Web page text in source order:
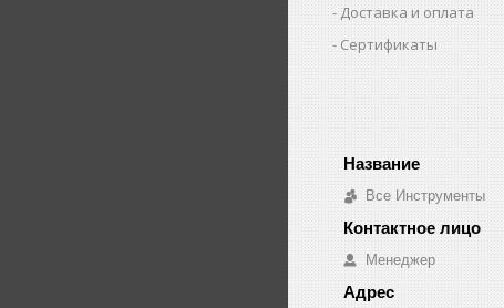
Доставка и оплата
Сертификаты
Все Инструменты
Менеджер